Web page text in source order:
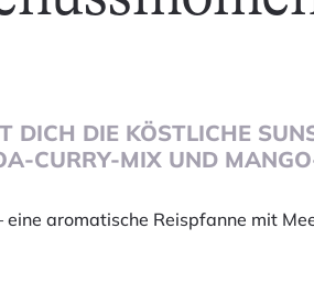
DICH DIE KÖSTLICHE
CURRY-MIX UND
aromatische Reispfanne mit